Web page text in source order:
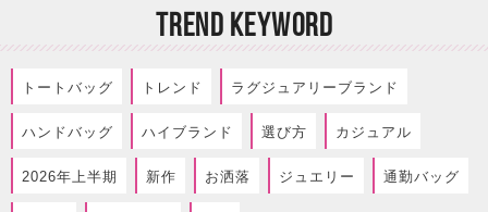
TREND KEYWORD
トートバッグ トレンド ラグジュアリーブランド
ハンドバッグ ハイブランド 選び方 カジュアル
2026年上半期 新作 お洒落 ジュエリー 通勤バッグ